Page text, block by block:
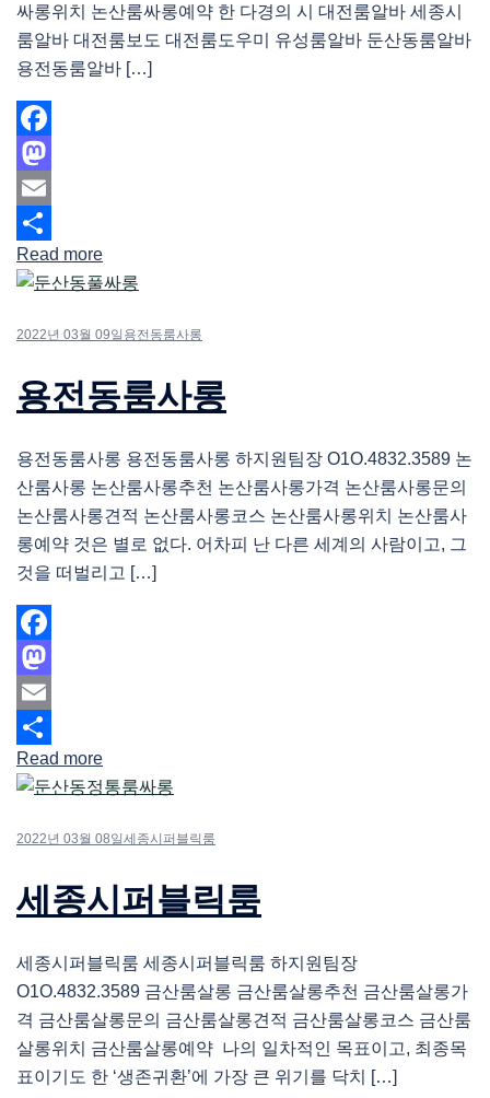
싸롱위치 논산룸싸롱예약 한 다경의 시 대전룸알바 세종시
룸알바 대전룸보도 대전룸도우미 유성룸알바 둔산동룸알바
용전동룸알바 […]
Facebook
Mastodon
Email
Share
Read more
2022년 03월 09일 용전동룸사롱
용전동룸사롱
용전동룸사롱 용전동룸사롱 하지원팀장 O1O.4832.3589 논
산룸사롱 논산룸사롱추천 논산룸사롱가격 논산룸사롱문의
논산룸사롱견적 논산룸사롱코스 논산룸사롱위치 논산룸사
롱예약 것은 별로 없다. 어차피 난 다른 세계의 사람이고, 그
것을 떠벌리고 […]
Facebook
Mastodon
Email
Share
Read more
2022년 03월 08일 세종시퍼블릭룸
세종시퍼블릭룸
세종시퍼블릭룸 세종시퍼블릭룸 하지원팀장
O1O.4832.3589 금산룸살롱 금산룸살롱추천 금산룸살롱가
격 금산룸살롱문의 금산룸살롱견적 금산룸살롱코스 금산룸
살롱위치 금산룸살롱예약 나의 일차적인 목표이고, 최종목
표이기도 한 ‘생존귀환’에 가장 큰 위기를 닥치 […]